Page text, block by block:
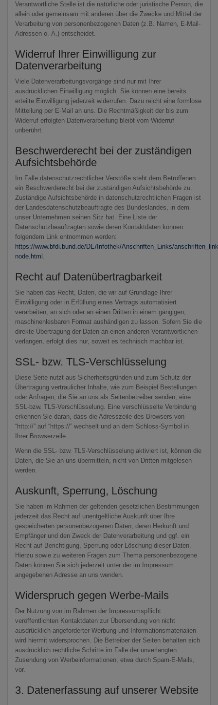
Verantwortliche Stelle ist die natürliche oder juristische Person, die
allein oder gemeinsam mit anderen über die Zwecke und Mittel der
Verarbeitung von personenbezogenen Daten (z.B. Namen, E-Mail-
Adressen o. Ä.) entscheidet.
Widerruf Ihrer Einwilligung zur
Datenverarbeitung
Viele Datenverarbeitungsvorgänge sind nur mit Ihrer
ausdrücklichen Einwilligung möglich. Sie können eine bereits
erteilte Einwilligung jederzeit widerrufen. Dazu reicht eine formlose
Mitteilung per E-Mail an uns. Die Rechtmäßigkeit der bis zum
Widerruf erfolgten Datenverarbeitung bleibt vom Widerruf
unberührt.
Beschwerderecht bei der zuständigen
Aufsichtsbehörde
Im Falle datenschutzrechtlicher Verstöße steht dem Betroffenen
ein Beschwerderecht bei der zuständigen Aufsichtsbehörde zu.
Zuständige Aufsichtsbehörde in datenschutzrechtlichen Fragen ist
der Landesdatenschutzbeauftragte des Bundeslandes, in dem
unser Unternehmen seinen Sitz hat. Eine Liste der
Datenschutzbeauftragten sowie deren Kontaktdaten können
folgendem Link entnommen werden:
https://www.bfdi.bund.de/DE/Infothek/Anschriften_Links/
node.html .
Recht auf Datenübertragbarkeit
Sie haben das Recht, Daten, die wir auf Grundlage Ihrer
Einwilligung oder in Erfüllung eines Vertrags automatisiert
verarbeiten, an sich oder an einen Dritten in einem gängigen,
maschinenlesbaren Format aushändigen zu lassen. Sofern Sie die
direkte Übertragung der Daten an einen anderen Verantwortlichen
verlangen, erfolgt dies nur, soweit es technisch machbar ist.
SSL- bzw. TLS-Verschlüsselung
Diese Seite nutzt aus Sicherheitsgründen und zum Schutz der
Übertragung vertraulicher Inhalte, wie zum Beispiel Bestellungen
oder Anfragen, die Sie an uns als Seitenbetreiber senden, eine
SSL-bzw. TLS-Verschlüsselung. Eine verschlüsselte Verbindung
erkennen Sie daran, dass die Adresszeile des Browsers von
“http://” auf “https://” wechselt und an dem Schloss-Symbol in
Ihrer Browserzeile.
Wenn die SSL- bzw. TLS-Verschlüsselung aktiviert ist, können die
Daten, die Sie an uns übermitteln, nicht von Dritten mitgelesen
werden.
Auskunft, Sperrung, Löschung
Sie haben im Rahmen der geltenden gesetzlichen Bestimmungen
jederzeit das Recht auf unentgeltliche Auskunft über Ihre
gespeicherten personenbezogenen Daten, deren Herkunft und
Empfänger und den Zweck der Datenverarbeitung und ggf. ein
Recht auf Berichtigung, Sperrung oder Löschung dieser Daten.
Hierzu sowie zu weiteren Fragen zum Thema personenbezogene
Daten können Sie sich jederzeit unter der im Impressum
angegebenen Adresse an uns wenden.
Widerspruch gegen Werbe-Mails
Der Nutzung von im Rahmen der Impressumspflicht
veröffentlichten Kontaktdaten zur Übersendung von nicht
ausdrücklich angeforderter Werbung und Informationsmaterialien
wird hiermit widersprochen. Die Betreiber der Seiten behalten sich
ausdrücklich rechtliche Schritte im Falle der unverlangten
Zusendung von Werbeinformationen, etwa durch Spam-E-Mails,
vor.
3. Datenerfassung auf unserer Website